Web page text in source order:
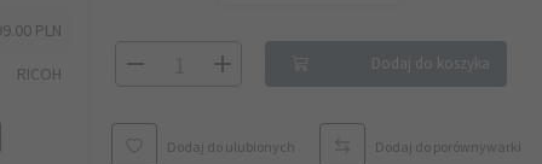
PLN
RICOH
Dodaj do koszyka
Dodaj do ulubionych Dodaj do porównywarki